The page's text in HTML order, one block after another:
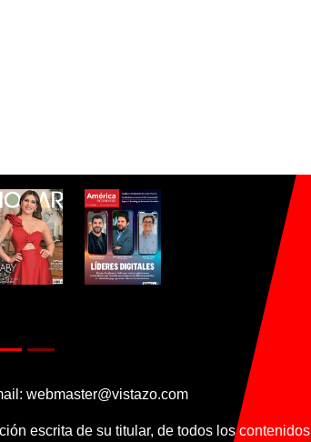
webmaster@vistazo.com
escrita de su titular, de todos los contenidos